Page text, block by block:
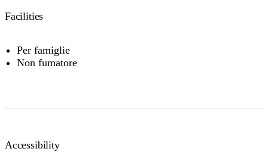
Facilities
Per famiglie
Non fumatore
Accessibility